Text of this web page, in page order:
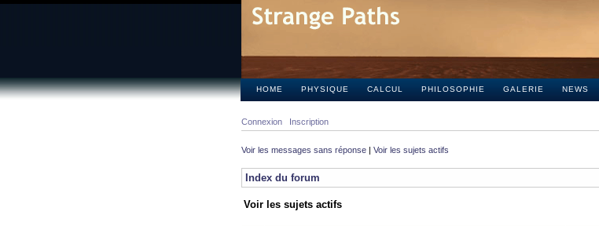
HOME PHYSIQUE CALCUL PHILOSOPHIE GALERIE NEWS
Connexion Inscription
Voir les messages sans réponse | Voir les sujets actifs
Index du forum
Voir les sujets actifs